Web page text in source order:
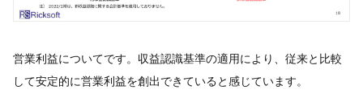
営業利益についてです。収益認識基準の適用により、従来と比較
して安定的に営業利益を創出できていると感じています。